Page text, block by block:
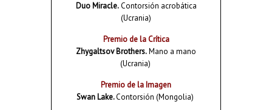
Duo Miracle.Contorsión acrobática
(Ucrania)
Premio de la Crítica
Zhygaltsov Brothers.Mano a mano
(Ucrania)
Premio de la Imagen
Swan Lake.Contorsión (Mongolia)